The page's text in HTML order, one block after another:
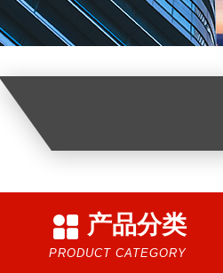
产品分类
PRODUCT CATEGORY